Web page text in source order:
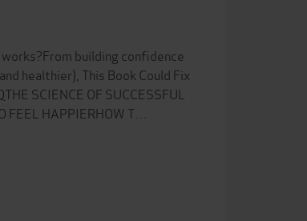
building confidence
healthier), This Book Could Fix
SCIENCE OF SUCCESSFUL
FEEL HAPPIERHOW T…